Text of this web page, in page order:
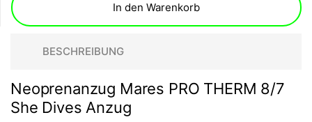
In den Warenkorb
BESCHREIBUNG
Neoprenanzug Mares PRO THERM 8/7
She Dives Anzug